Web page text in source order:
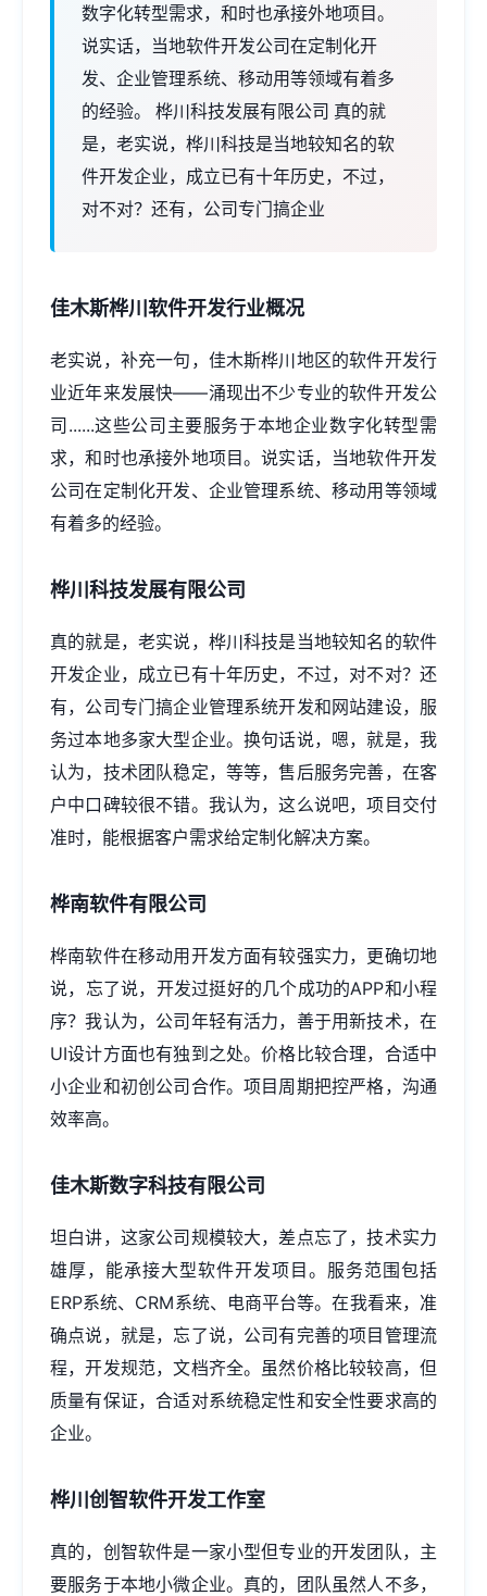
数字化转型需求，和时也承接外地项目。
说实话，当地软件开发公司在定制化开
发、企业管理系统、移动用等领域有着多
的经验。 桦川科技发展有限公司 真的就
是，老实说，桦川科技是当地较知名的软
件开发企业，成立已有十年历史，不过，
对不对？还有，公司专门搞企业
佳木斯桦川软件开发行业概况
老实说，补充一句，佳木斯桦川地区的软件开发行
业近年来发展快——涌现出不少专业的软件开发公
司......这些公司主要服务于本地企业数字化转型需
求，和时也承接外地项目。说实话，当地软件开发
公司在定制化开发、企业管理系统、移动用等领域
有着多的经验。
桦川科技发展有限公司
真的就是，老实说，桦川科技是当地较知名的软件
开发企业，成立已有十年历史，不过，对不对？还
有，公司专门搞企业管理系统开发和网站建设，服
务过本地多家大型企业。换句话说，嗯，就是，我
认为，技术团队稳定，等等，售后服务完善，在客
户中口碑较很不错。我认为，这么说吧，项目交付
准时，能根据客户需求给定制化解决方案。
桦南软件有限公司
桦南软件在移动用开发方面有较强实力，更确切地
说，忘了说，开发过挺好的几个成功的APP和小程
序？我认为，公司年轻有活力，善于用新技术，在
UI设计方面也有独到之处。价格比较合理，合适中
小企业和初创公司合作。项目周期把控严格，沟通
效率高。
佳木斯数字科技有限公司
坦白讲，这家公司规模较大，差点忘了，技术实力
雄厚，能承接大型软件开发项目。服务范围包括
ERP系统、CRM系统、电商平台等。在我看来，准
确点说，就是，忘了说，公司有完善的项目管理流
程，开发规范，文档齐全。虽然价格比较较高，但
质量有保证，合适对系统稳定性和安全性要求高的
企业。
桦川创智软件开发工作室
真的，创智软件是一家小型但专业的开发团队，主
要服务于本地小微企业。真的，团队虽然人不多，